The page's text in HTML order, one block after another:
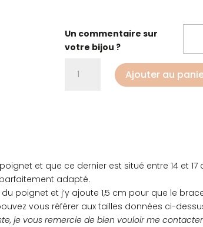
Un commentaire sur
votre bijou ?
Ajouter au
et que ce dernier est situé entre 14 et
adapté.
poignet et j’y ajoute 1,5 cm pour que le
vous référer aux tailles données ci-
je vous remercie de bien vouloir me